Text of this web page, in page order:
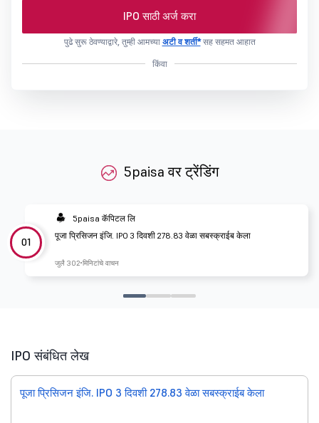
IPO साठी अर्ज करा
पुढे सुरू ठेवण्याद्वारे, तुम्ही आमच्या अटी व शर्ती*सह सहमत आहात
किंवा
5paisa वर ट्रेंडिंग
01
5paisa कॅपिटल लि
पूजा प्रिसिजन इंजि. IPO 3 दिवशी 278.83 वेळा सबस्क्राईब केला
जुलै 302 मिनिटांचे वाचन
IPO संबंधित लेख
पूजा प्रिसिजन इंजि. IPO 3 दिवशी 278.83 वेळा सबस्क्राईब केला